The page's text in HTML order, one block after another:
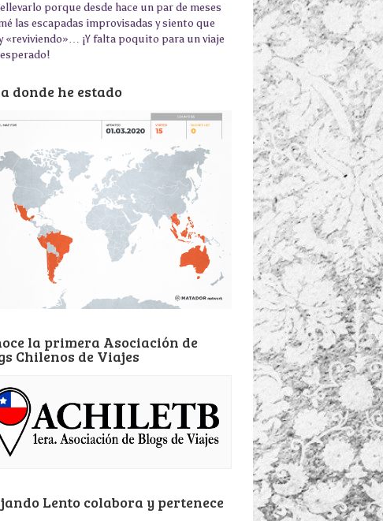
porque desde hace un par de meses
las escapadas improvisadas y siento que
«reviviendo»… ¡Y falta poquito para un viaje
donde he estado
la primera Asociación de
Chilenos de Viajes
Lento colabora y pertenece